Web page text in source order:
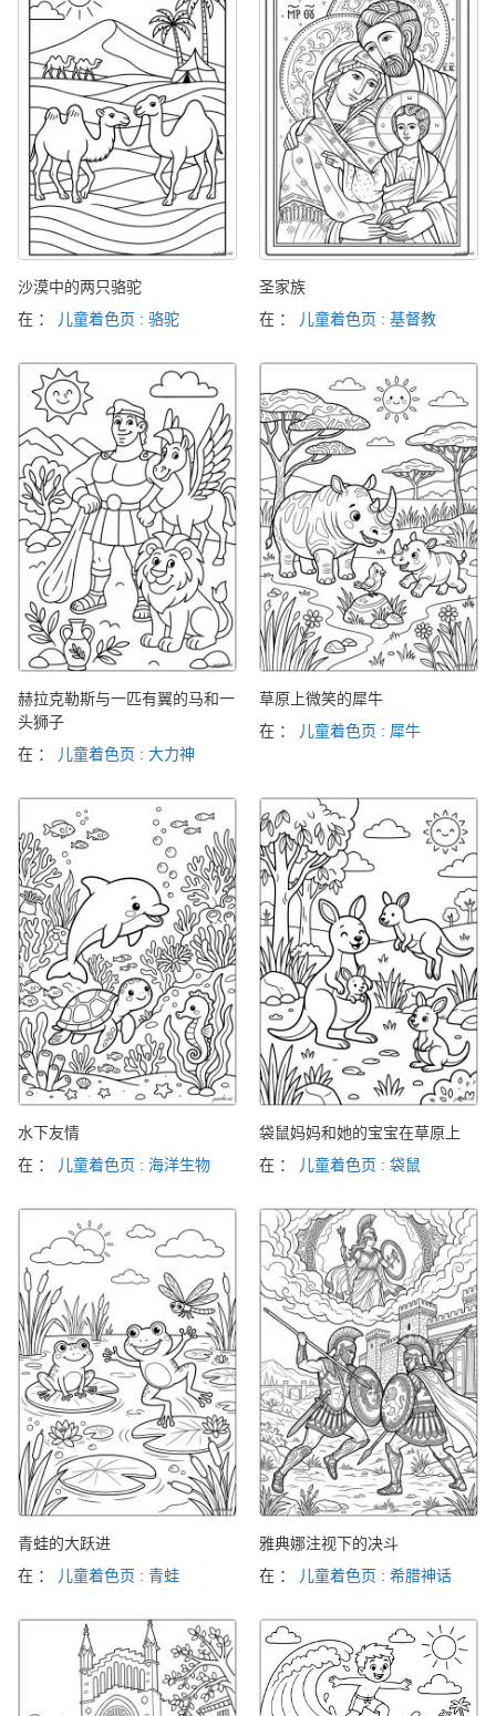
沙漠中的两只骆驼
在 ：
儿童着色页 : 骆驼
圣家族
在 ：
儿童着色页 : 基督教
赫拉克勒斯与一匹有翼的马和一
头狮子
在 ：
儿童着色页 : 大力神
草原上微笑的犀牛
在 ：
儿童着色页 : 犀牛
水下友情
在 ：
儿童着色页 : 海洋生物
袋鼠妈妈和她的宝宝在草原上
在 ：
儿童着色页 : 袋鼠
青蛙的大跃进
在 ：
儿童着色页 : 青蛙
雅典娜注视下的决斗
在 ：
儿童着色页 : 希腊神话